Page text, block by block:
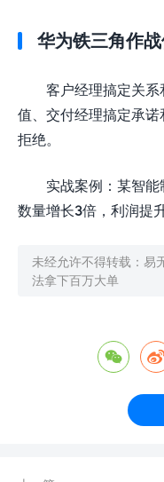
华为铁三角作
客户经理搞定关
值、交付经理搞定承
拒绝。
实战案例：某智
数量增长3倍，利润提
未经允许不得转载： 易
法拿下百万大单
 